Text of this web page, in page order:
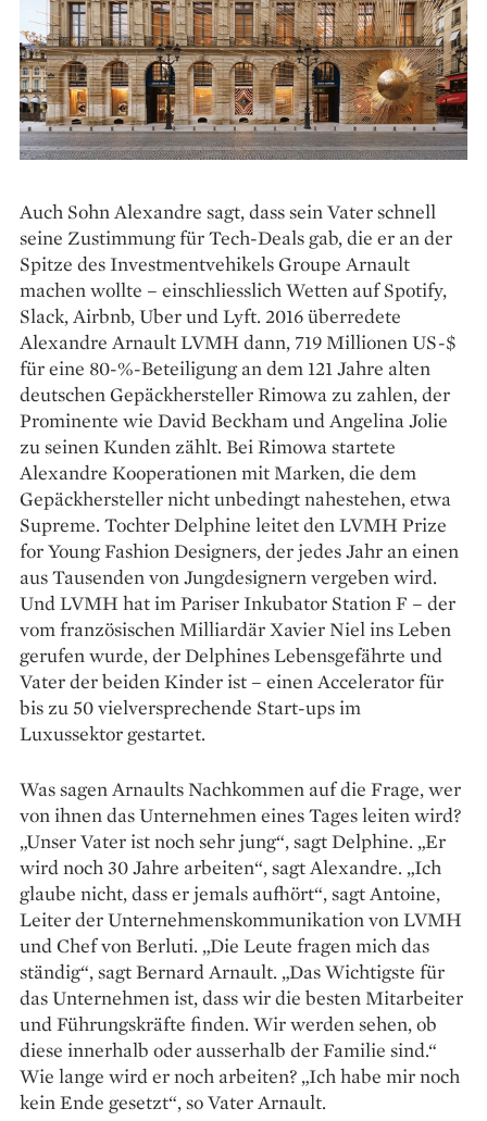
Auch Sohn Alexandre sagt, dass sein ­Vater schnell
seine Zustimmung für Tech-Deals gab, die er an der
Spitze des Investmentvehikels Groupe Arnault
machen wollte – einschliesslich Wetten auf Spotify,
Slack, Airbnb, Uber und Lyft. 2016 überredete
Alexandre Arnault LVMH dann, 719 Millionen US-$
für eine 80-%-Beteiligung an dem 121 Jahre alten
deutschen Gepäckhersteller Rimowa zu zahlen, der
Prominente wie David Beckham und Angelina Jolie
zu seinen Kunden zählt. Bei Rimowa startete
Alexandre Kooperationen mit Marken, die dem
Gepäckhersteller nicht unbedingt nahestehen, etwa
Supreme. Tochter Delphine leitet den LVMH Prize
for Young Fashion Designers, der jedes Jahr an einen
aus Tausenden von Jungdesignern vergeben wird.
Und LVMH hat im Pariser ­Inkubator Station F – der
vom französischen Milliardär Xavier Niel ins Leben
gerufen wurde, der Delphines Lebensgefährte und
Vater der beiden Kinder ist – einen Accelerator für
bis zu 50 vielversprechende Start-ups im
Luxussektor gestartet.
Was sagen Arnaults Nachkommen auf die Frage, wer
von ihnen das Unternehmen eines Tages leiten wird?
„Unser Vater ist noch sehr jung“, sagt Delphine. „Er
wird noch 30 Jahre arbeiten“, sagt Alexandre. „Ich
glaube nicht, dass er jemals aufhört“, sagt Antoine,
Leiter der Unternehmenskommunikation von LVMH
und Chef von Berluti. „Die Leute fragen mich das
ständig“, sagt Bernard Arnault. „Das Wichtigste für
das Unternehmen ist, dass wir die besten Mitarbeiter
und Führungs­kräfte finden. Wir werden sehen, ob
diese innerhalb oder ausserhalb der Familie sind.“
Wie lange wird er noch arbeiten? „Ich habe mir noch
kein Ende gesetzt“, so Vater Arnault.